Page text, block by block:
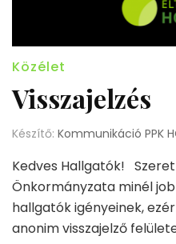
Közélet
Visszajelzés
Készítő: Kommunikáció PPK
Kedves Hallgatók!
Önkormányzata minél
hallgatók igényeinek,
anonim visszajelző